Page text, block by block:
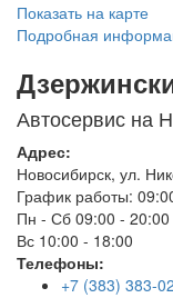
Показать на карте
Подробная
Автосервис на
Адрес:
Новосибирск, ул.
График работы:
Пн - Сб 09:00 - 20:00
Вс 10:00 - 18:00
Телефоны:
+7 (383) 383-